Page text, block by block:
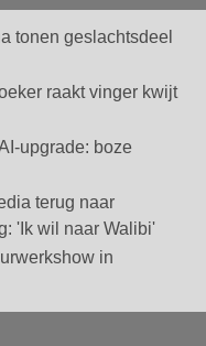
tonen geslachtsdeel
raakt vinger kwijt
upgrade: boze
terug naar
'Ik wil naar Walibi'
in